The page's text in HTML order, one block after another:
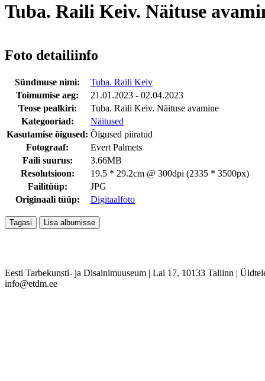
Tuba. Raili Keiv. Näituse
Foto detailiinfo
Sündmuse nimi:
Tuba. Raili Keiv
Toimumise aeg:
21.01.2023 - 02.04.2023
Teose pealkiri:
Tuba. Raili Keiv. Näituse avamine
Kategooriad:
Näitused
Kasutamise õigused: Õigused piiratud
Fotograaf:
Evert Palmets
Faili suurus:
3.66MB
Resolutsioon:
19.5 * 29.2cm @ 300dpi (2335 * 3500px)
Failitüüp:
JPG
Originaali tüüp:
Digitaalfoto
Eesti Tarbekunsti- ja Disainimuuseum | Lai 17, 10133 Tallinn |
info@etdm.ee